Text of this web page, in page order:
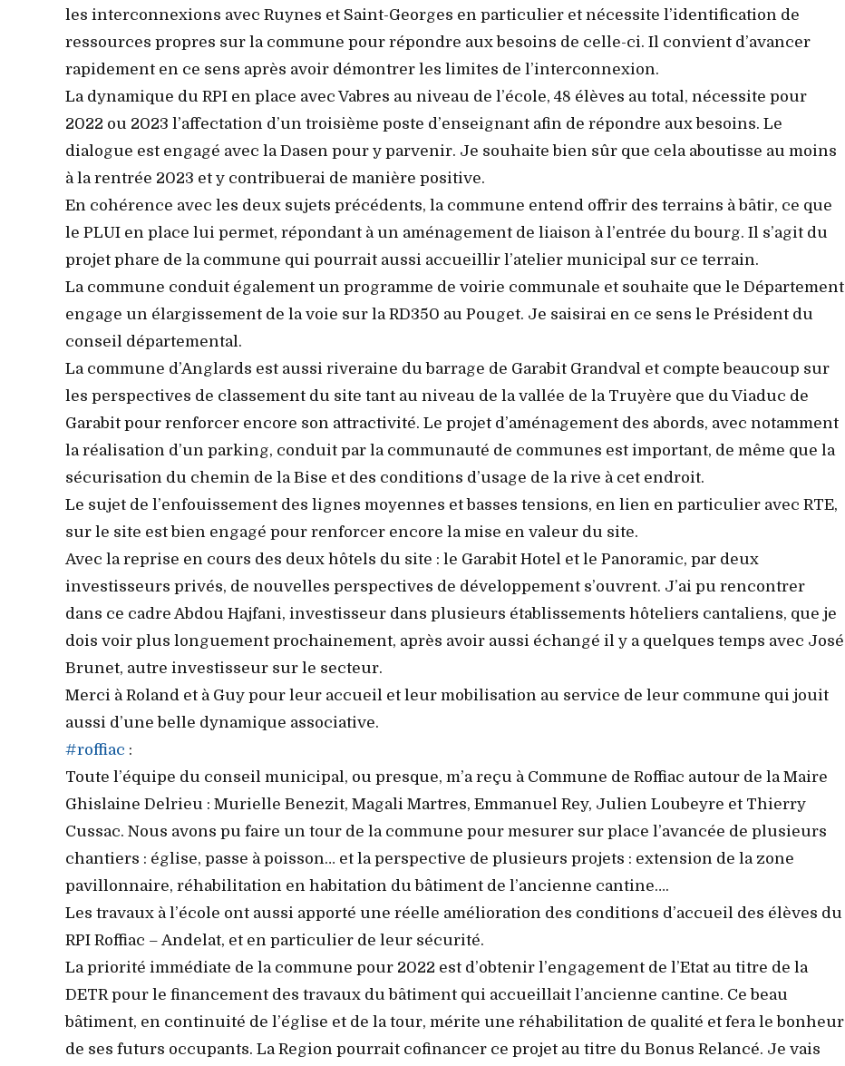
les interconnexions avec Ruynes et Saint-Georges en particulier et nécessite l’identification de
ressources propres sur la commune pour répondre aux besoins de celle-ci. Il convient d’avancer
rapidement en ce sens après avoir démontrer les limites de l’interconnexion.
La dynamique du RPI en place avec Vabres au niveau de l’école, 48 élèves au total, nécessite pour
2022 ou 2023 l’affectation d’un troisième poste d’enseignant afin de répondre aux besoins. Le
dialogue est engagé avec la Dasen pour y parvenir. Je souhaite bien sûr que cela aboutisse au moins
à la rentrée 2023 et y contribuerai de manière positive.
En cohérence avec les deux sujets précédents, la commune entend offrir des terrains à bâtir, ce que
le PLUI en place lui permet, répondant à un aménagement de liaison à l’entrée du bourg. Il s’agit du
projet phare de la commune qui pourrait aussi accueillir l’atelier municipal sur ce terrain.
La commune conduit également un programme de voirie communale et souhaite que le Département
engage un élargissement de la voie sur la RD350 au Pouget. Je saisirai en ce sens le Président du
conseil départemental.
La commune d’Anglards est aussi riveraine du barrage de Garabit Grandval et compte beaucoup sur
les perspectives de classement du site tant au niveau de la vallée de la Truyère que du Viaduc de
Garabit pour renforcer encore son attractivité. Le projet d’aménagement des abords, avec notamment
la réalisation d’un parking, conduit par la communauté de communes est important, de même que la
sécurisation du chemin de la Bise et des conditions d’usage de la rive à cet endroit.
Le sujet de l’enfouissement des lignes moyennes et basses tensions, en lien en particulier avec RTE,
sur le site est bien engagé pour renforcer encore la mise en valeur du site.
Avec la reprise en cours des deux hôtels du site : le Garabit Hotel et le Panoramic, par deux
investisseurs privés, de nouvelles perspectives de développement s’ouvrent. J’ai pu rencontrer
dans ce cadre Abdou Hajfani, investisseur dans plusieurs établissements hôteliers cantaliens, que je
dois voir plus longuement prochainement, après avoir aussi échangé il y a quelques temps avec José
Brunet, autre investisseur sur le secteur.
Merci à Roland et à Guy pour leur accueil et leur mobilisation au service de leur commune qui jouit
aussi d’une belle dynamique associative.
#roffiac :
Toute l’équipe du conseil municipal, ou presque, m’a reçu à Commune de Roffiac autour de la Maire
Ghislaine Delrieu : Murielle Benezit, Magali Martres, Emmanuel Rey, Julien Loubeyre et Thierry
Cussac. Nous avons pu faire un tour de la commune pour mesurer sur place l’avancée de plusieurs
chantiers : église, passe à poisson… et la perspective de plusieurs projets : extension de la zone
pavillonnaire, réhabilitation en habitation du bâtiment de l’ancienne cantine….
Les travaux à l’école ont aussi apporté une réelle amélioration des conditions d’accueil des élèves du
RPI Roffiac – Andelat, et en particulier de leur sécurité.
La priorité immédiate de la commune pour 2022 est d’obtenir l’engagement de l’Etat au titre de la
DETR pour le financement des travaux du bâtiment qui accueillait l’ancienne cantine. Ce beau
bâtiment, en continuité de l’église et de la tour, mérite une réhabilitation de qualité et fera le bonheur
de ses futurs occupants. La Region pourrait cofinancer ce projet au titre du Bonus Relancé. Je vais